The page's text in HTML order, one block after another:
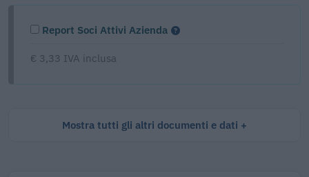
Report Soci Attivi Azienda
€ 3,33 IVA inclusa
Mostra tutti gli altri documenti e dati